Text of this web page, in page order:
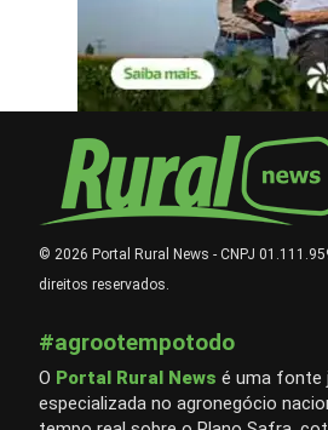
© 2026 Portal Rural News - CNPJ
direitos reservados.
#agrootempotodo
O Portal Rural News é uma fonte
especializada no agronegócio